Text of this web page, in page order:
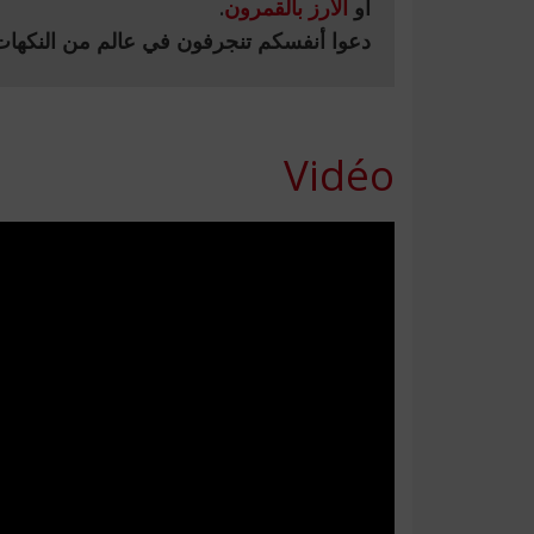
أو الأرز بالقمرون.
دعوا أنفسكم تنجرفون في عالم من
Vidéo